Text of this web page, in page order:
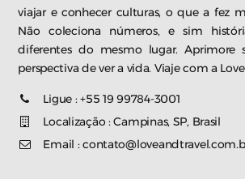
viajar e conhecer culturas, o que a fez
Não coleciona números, e sim
diferentes do mesmo lugar. Aprimore
perspectiva de ver a vida. Viaje com a
Ligue : +55 19 99784-3001
Localização : Campinas, SP, Brasil
Email :